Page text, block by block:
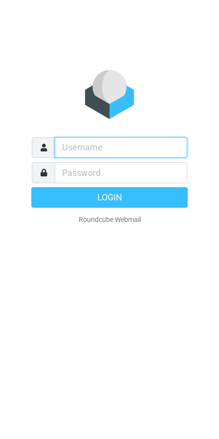
LOGIN
Roundcube Webmail